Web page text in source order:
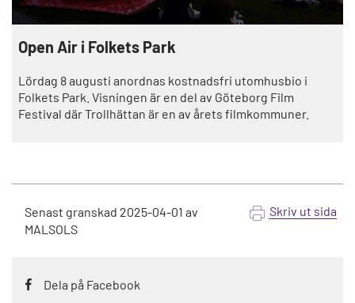
Open Air i Folkets Park
Lördag 8 augusti anordnas kostnadsfri utomhusbio i
Folkets Park. Visningen är en del av Göteborg Film
Festival där Trollhättan är en av årets filmkommuner.
Senast granskad 2025-04-01 av
MALSOLS
Skriv ut sida
Dela på Facebook